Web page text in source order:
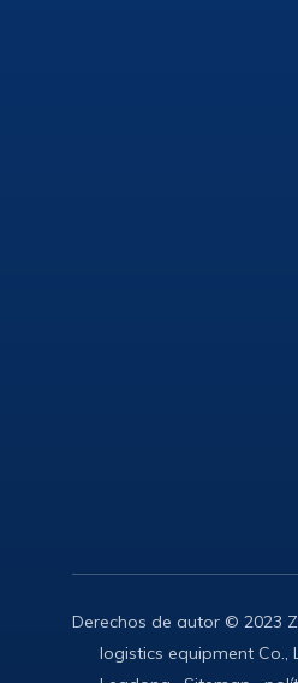
Derechos de autor © 2023
logistics equipment